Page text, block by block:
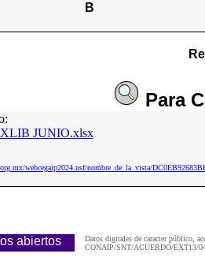
B
Para
JUNIO.xlsx
webcegaip2024.nsf/nombre_de_la_vista/
abiertos
Datos digitales de caracter público,
CONAIP/SNT/ACUERDO/EXT13/